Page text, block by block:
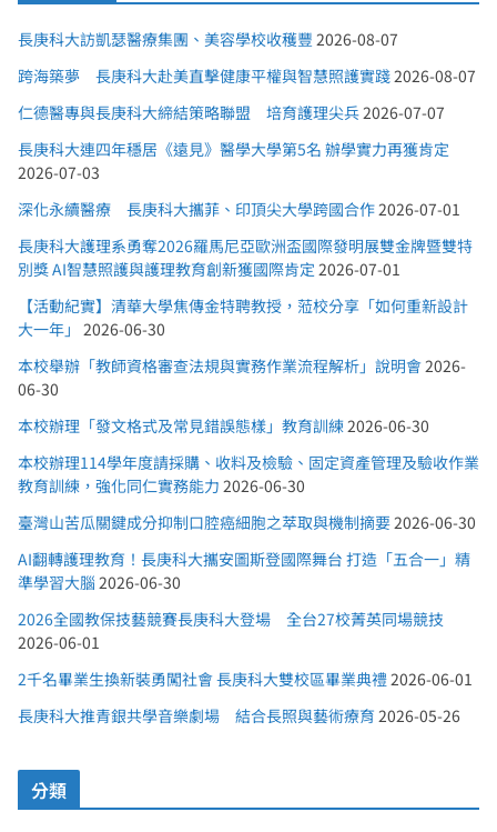
長庚科大訪凱瑟醫療集團、美容學校收穫豐 2026-08-07
跨海築夢 長庚科大赴美直擊健康平權與智慧照護實踐2026-08-07
仁德醫專與長庚科大締結策略聯盟 培育護理尖兵2026-07-07
長庚科大連四年穩居《遠見》醫學大學第5名 辦學實力再獲肯定
2026-07-03
深化永續醫療 長庚科大攜菲、印頂尖大學跨國合作2026-07-01
長庚科大護理系勇奪2026羅馬尼亞歐洲盃國際發明展雙金牌暨雙特
別獎 AI智慧照護與護理教育創新獲國際肯定 2026-07-01
【活動紀實】清華大學焦傳金特聘教授，蒞校分享「如何重新設計
大一年」 2026-06-30
本校舉辦「教師資格審查法規與實務作業流程解析」說明會2026-
06-30
本校辦理「發文格式及常見錯誤態樣」教育訓練2026-06-30
本校辦理114學年度請採購、收料及檢驗、固定資產管理及驗收作業
教育訓練，強化同仁實務能力 2026-06-30
臺灣山苦瓜關鍵成分抑制口腔癌細胞之萃取與機制摘要2026-06-30
AI翻轉護理教育！長庚科大攜安圖斯登國際舞台 打造「五合一」精
準學習大腦 2026-06-30
2026全國教保技藝競賽長庚科大登場 全台27校菁英同場競技
2026-06-01
2千名畢業生換新裝勇闖社會 長庚科大雙校區畢業典禮2026-06-01
長庚科大推青銀共學音樂劇場 結合長照與藝術療育 2026-05-26
分類